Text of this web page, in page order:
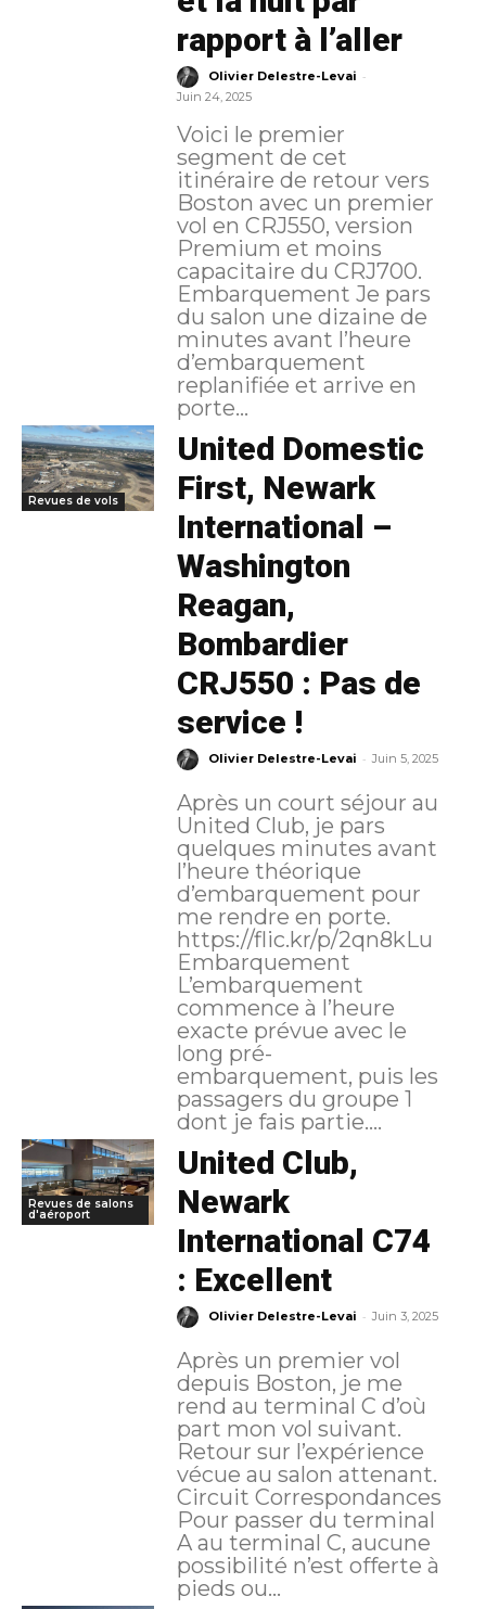
rapport à l’aller
Olivier Delestre-Levai -
Juin 24, 2025
Voici le premier
segment de cet
itinéraire de retour vers
Boston avec un premier
vol en CRJ550, version
Premium et moins
capacitaire du CRJ700.
Embarquement Je pars
du salon une dizaine de
minutes avant l’heure
d’embarquement
replanifiée et arrive en
porte...
Revues de vols
United Domestic
First, Newark
International –
Washington
Reagan,
Bombardier
CRJ550 : Pas de
service !
Olivier Delestre-Levai - Juin 5, 2025
Après un court séjour au
United Club, je pars
quelques minutes avant
l’heure théorique
d’embarquement pour
me rendre en porte.
https://flic.kr/p/2qn8kLu
Embarquement
L’embarquement
commence à l’heure
exacte prévue avec le
long pré-
embarquement, puis les
passagers du groupe 1
dont je fais partie....
Revues de salons
d'aéroport
United Club,
Newark
International C74
: Excellent
Olivier Delestre-Levai - Juin 3, 2025
Après un premier vol
depuis Boston, je me
rend au terminal C d’où
part mon vol suivant.
Retour sur l’expérience
vécue au salon attenant.
Circuit Correspondances
Pour passer du terminal
A au terminal C, aucune
possibilité n’est offerte à
pieds ou...